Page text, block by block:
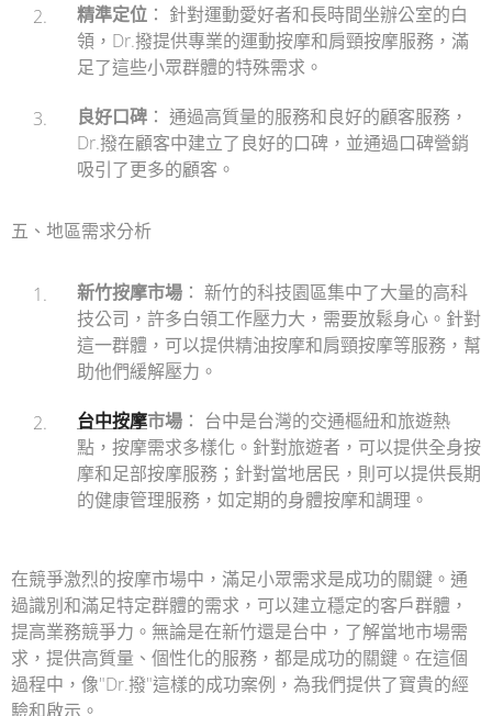
精準定位 ： 針對運動愛好者和長時間坐辦公室的白
領，Dr.撥提供專業的運動按摩和肩頸按摩服務，滿
足了這些小眾群體的特殊需求。
良好口碑 ： 通過高質量的服務和良好的顧客服務，
Dr.撥在顧客中建立了良好的口碑，並通過口碑營銷
吸引了更多的顧客。
五、地區需求分析
新竹按摩市場 ： 新竹的科技園區集中了大量的高科
技公司，許多白領工作壓力大，需要放鬆身心。針對
這一群體，可以提供精油按摩和肩頸按摩等服務，幫
助他們緩解壓力。
台中按摩市場 ： 台中是台灣的交通樞紐和旅遊熱
點，按摩需求多樣化。針對旅遊者，可以提供全身按
摩和足部按摩服務；針對當地居民，則可以提供長期
的健康管理服務，如定期的身體按摩和調理。
在競爭激烈的按摩市場中，滿足小眾需求是成功的關鍵。通
過識別和滿足特定群體的需求，可以建立穩定的客戶群體，
提高業務競爭力。無論是在新竹還是台中，了解當地市場需
求，提供高質量、個性化的服務，都是成功的關鍵。在這個
過程中，像"Dr.撥"這樣的成功案例，為我們提供了寶貴的經
驗和啟示。